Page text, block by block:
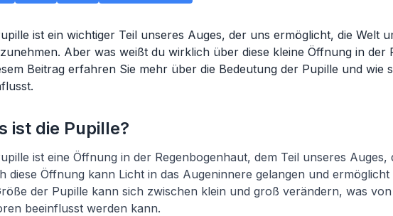
ist ein wichtiger Teil unseres Auges, der uns ermöglicht, die Welt
Aber was weißt du wirklich über diese kleine Öffnung in der
Beitrag erfahren Sie mehr über die Bedeutung der Pupille und wie
ist die Pupille?
ist eine Öffnung in der Regenbogenhaut, dem Teil unseres Auges,
diese Öffnung kann Licht in das Augeninnere gelangen und ermöglicht
der Pupille kann sich zwischen klein und groß verändern, was
beeinflusst werden kann.